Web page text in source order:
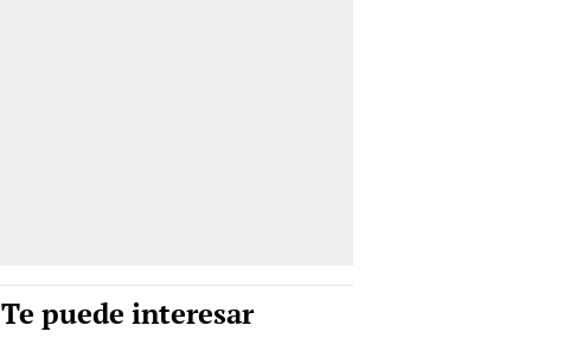
Te puede interesar